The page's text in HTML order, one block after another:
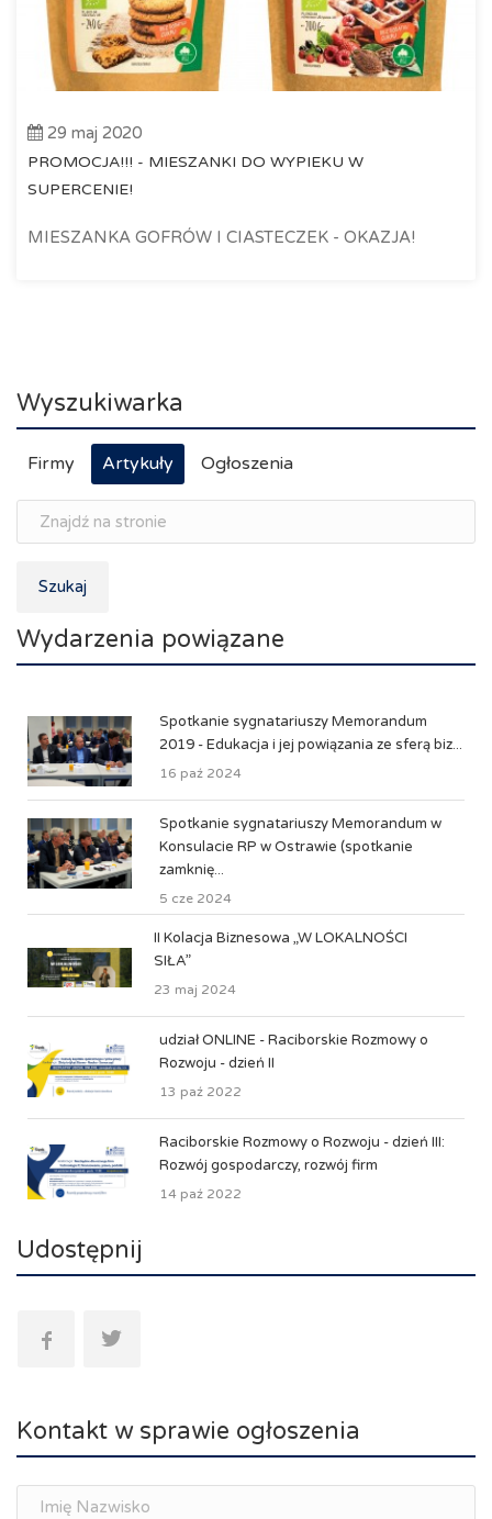
29 maj 2020
PROMOCJA!!! - MIESZANKI DO WYPIEKU W
SUPERCENIE!
MIESZANKA GOFRÓW I CIASTECZEK - OKAZJA!
Wyszukiwarka
Firmy Artykuły Ogłoszenia
Szukaj
Wydarzenia powiązane
Spotkanie sygnatariuszy Memorandum
2019 - Edukacja i jej powiązania ze sferą biz...
16 paź 2024
Spotkanie sygnatariuszy Memorandum w
Konsulacie RP w Ostrawie (spotkanie
zamknię...
5 cze 2024
II Kolacja Biznesowa „W LOKALNOŚCI
SIŁA”
23 maj 2024
udział ONLINE - Raciborskie Rozmowy o
Rozwoju - dzień II
13 paź 2022
Raciborskie Rozmowy o Rozwoju - dzień III:
Rozwój gospodarczy, rozwój firm
14 paź 2022
Udostępnij
Kontakt w sprawie ogłoszenia